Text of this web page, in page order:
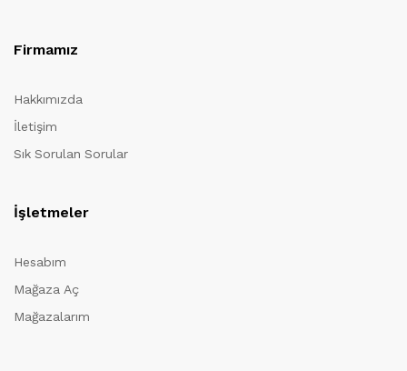
Firmamız
Hakkımızda
İletişim
Sık Sorulan Sorular
İşletmeler
Hesabım
Mağaza Aç
Mağazalarım